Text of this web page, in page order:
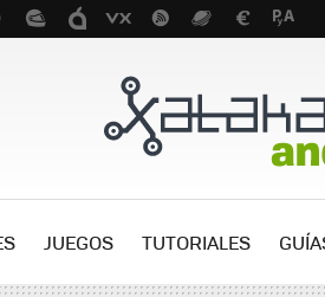
JUEGOS TUTORIALES